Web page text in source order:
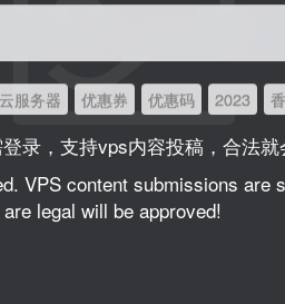
云服务器 优惠券 优惠码 2023
录，支持vps内容投稿，合法就
VPS content submissions are
are legal will be approved!